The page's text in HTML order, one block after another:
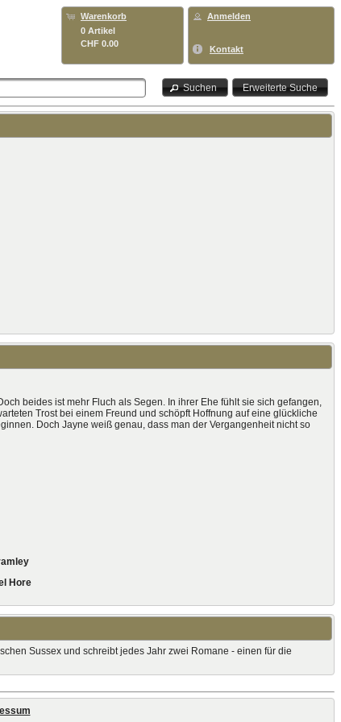
Warenkorb
0 Artikel
CHF 0.00
Anmelden
Kontakt
Suchen Erweiterte Suche
beides ist mehr Fluch als Segen. In ihrer Ehe fühlt sie sich gefangen,
Trost bei einem Freund und schöpft Hoffnung auf eine glückliche
Doch Jayne weiß genau, dass man der Vergangenheit nicht so
Hore
Sussex und schreibt jedes Jahr zwei Romane - einen für die